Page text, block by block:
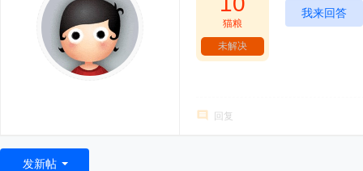
猫粮
未解决
我来回答
回复
发新帖